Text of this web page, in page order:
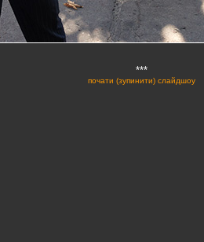
***
почати (зупинити) слайдшоу